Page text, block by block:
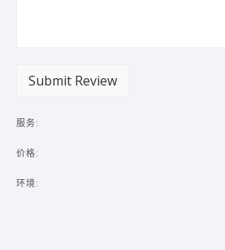
Submit Review
服务:
价格:
环境: